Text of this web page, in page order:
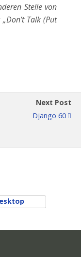
Stelle von
Talk (Put
Next Post
Django 60